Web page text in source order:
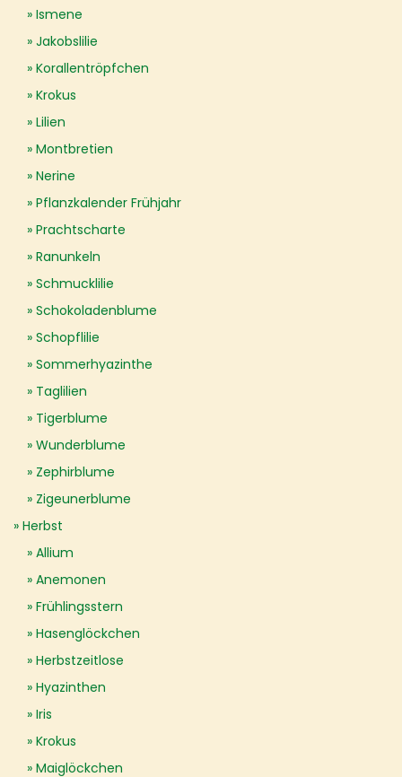
Ismene
Jakobslilie
Korallentröpfchen
Krokus
Lilien
Montbretien
Nerine
Pflanzkalender Frühjahr
Prachtscharte
Ranunkeln
Schmucklilie
Schokoladenblume
Schopflilie
Sommerhyazinthe
Taglilien
Tigerblume
Wunderblume
Zephirblume
Zigeunerblume
Herbst
Allium
Anemonen
Frühlingsstern
Hasenglöckchen
Herbstzeitlose
Hyazinthen
Iris
Krokus
Maiglöckchen